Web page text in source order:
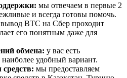
мы отвечаем в первые 2
и всегда готовы помочь.
вывод BTC на Сбер проходит
его понятным даже для
обмена: у вас есть
удобный вариант.
мы предоставляем